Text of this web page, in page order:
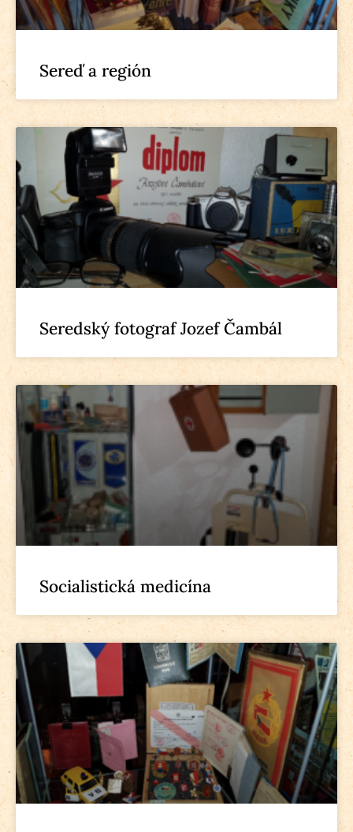
Sereď a región
Seredský fotograf Jozef Čambál
Socialistická medicína